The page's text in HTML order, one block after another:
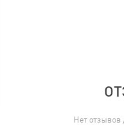
Нет отзывов